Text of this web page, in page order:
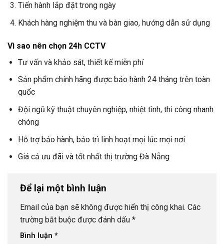
Tiến hành lắp đặt trong ngày
Khách hàng nghiệm thu và bàn giao, hướng dẫn sử dụng
Vì sao nên chọn 24h CCTV
Tư vấn và khảo sát, thiết kế miễn phí
Sản phẩm chính hãng được bảo hành 24 tháng trên toàn
quốc
Đội ngũ kỹ thuật chuyên nghiệp, nhiệt tình, thi công nhanh
chóng
Hỗ trợ bảo hành, bảo trì linh hoạt mọi lúc mọi nơi
Giá cả ưu đãi và tốt nhất thị trường Đà Nẵng
Để lại một bình luận
Email của bạn sẽ không được hiển thị công khai. Các
trường bắt buộc được đánh dấu *
Bình luận *